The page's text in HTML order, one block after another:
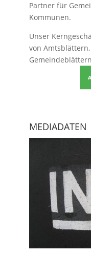
Partner für
Kommunen.
Unser
von
Gemeindeblättern
MEDIADATEN